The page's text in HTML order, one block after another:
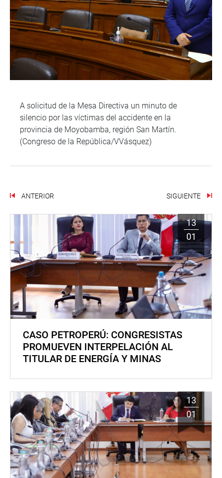
A solicitud de la Mesa Directiva un minuto de
silencio por las víctimas del accidente en la
provincia de Moyobamba, región San Martín.
(Congreso de la República/VVásquez)
ANTERIOR SIGUIENTE
13
01
CASO PETROPERÚ: CONGRESISTAS
PROMUEVEN INTERPELACIÓN AL
TITULAR DE ENERGÍA Y MINAS
13
01